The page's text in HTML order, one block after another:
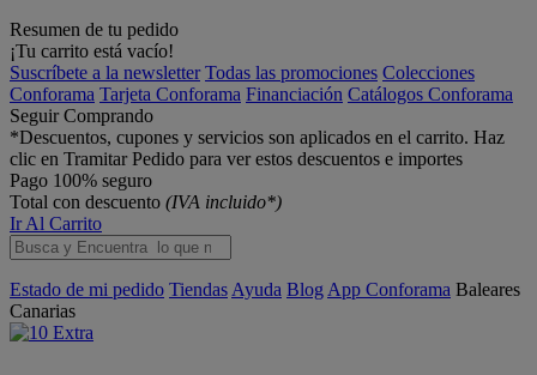
Resumen de tu pedido
¡Tu carrito está vacío!
Suscríbete a la newsletter Todas las promociones Colecciones
Conforama Tarjeta Conforama Financiación Catálogos Conforama
Seguir Comprando
*Descuentos, cupones y servicios son aplicados en el carrito. Haz
clic en Tramitar Pedido para ver estos descuentos e importes
Pago 100% seguro
Total con descuento (IVA incluido*)
Ir Al Carrito
Estado de mi pedido Tiendas Ayuda Blog App Conforama Baleares
Canarias